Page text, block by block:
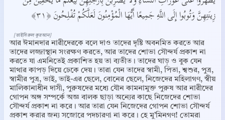
زِينَتِهِنَّ وَتُوبُوا إِلَى اللَّهِ جَمِيعًا أَيُّهَا الْمُؤْمِنُونَ لَعَلَّكُمْ تُفْلِحُونَ ﴿٣١﴾
আর ঈমানদার নারীদেরকে বলে দাও তাদের দৃষ্টি অবনমিত করতে আর
তাদের লজ্জাস্থান সংরক্ষণ করতে, আর তাদের শোভা সৌন্দর্য প্রকাশ না
করতে যা এমনিতেই প্রকাশিত হয় তা ব্যতীত। তাদের ঘাড় ও বুক যেন
মাথার কাপড় দিয়ে ঢেকে দেয়। তারা যেন তাদের স্বামী, পিতা, শ্বশুর, পুত্র,
স্বামীর পুত্র, ভাই, ভাই-এর ছেলে, বোনের ছেলে, নিজেদের মহিলাগণ, স্বীয়
মালিকানাধীন দাসী, পুরুষদের মধ্যে যৌন কামনামুক্ত পুরুষ আর নারীদের
গোপন অঙ্গ সম্পর্কে অজ্ঞ বালক ছাড়া অন্যের কাছে নিজেদের শোভা
সৌন্দর্য প্রকাশ না করে। আর তারা যেন নিজেদের গোপন শোভা সৌন্দর্য
প্রকাশ করার জন্য সজোরে পদচারণা না করে। হে মু’মিনগণ! তোমরা
[তাইসিরুল কুরআন]